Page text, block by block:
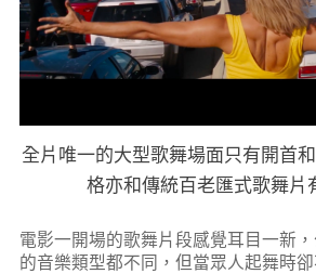
全片唯一的大型歌舞場面只有開首
格亦和傳統百老匯式歌舞片
電影一開場的歌舞片段感覺耳目一新
的音樂類型都不同，但當眾人起舞時